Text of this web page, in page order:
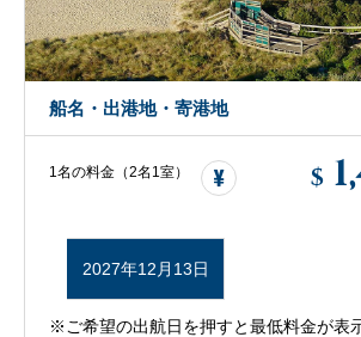
船名・出港地・寄港地
1名の料金（2名1室） $
2027年12月13日
※ご希望の出航日を押すと最低料金が表